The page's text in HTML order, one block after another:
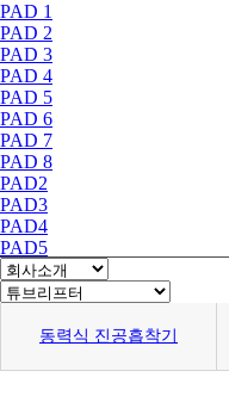
PAD 1
PAD 2
PAD 3
PAD 4
PAD 5
PAD 6
PAD 7
PAD 8
PAD2
PAD3
PAD4
PAD5
PAD6
PAD7
동력식 진공흡착기